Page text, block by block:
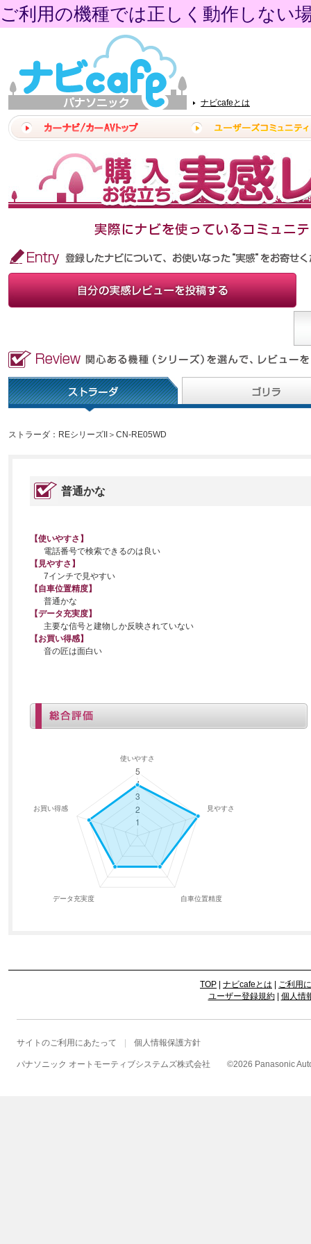
ご利用の機種では正しく動作しない
ナビcafeとは
ストラーダ：REシリーズII＞CN-RE05WD
普通かな
【使いやすさ】
電話番号で検索できるのは良い
【見やすさ】
7インチで見やすい
【自車位置精度】
普通かな
【データ充実度】
主要な信号と建物しか反映されていない
【お買い得感】
音の匠は面白い
TOP ナビcafeとは
ご利用
ユーザー登録規約| 個人情
サイトのご利用にあたって 個人情報保護方針
パナソニック オートモーティブシステムズ株式会社 ©2026 Panasonic